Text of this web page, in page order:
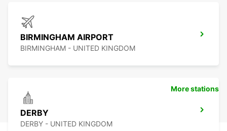
BIRMINGHAM AIRPORT
BIRMINGHAM - UNITED KINGDOM
DERBY
DERBY - UNITED KINGDOM
More stations